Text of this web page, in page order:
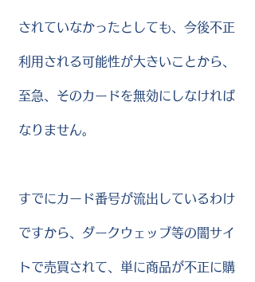
されていなかったとしても、今後不正
利用される可能性が大きいことから、
至急、そのカードを無効にしなければ
なりません。
すでにカード番号が流出しているわけ
ですから、ダークウェッブ等の闇サイ
トで売買されて、単に商品が不正に購